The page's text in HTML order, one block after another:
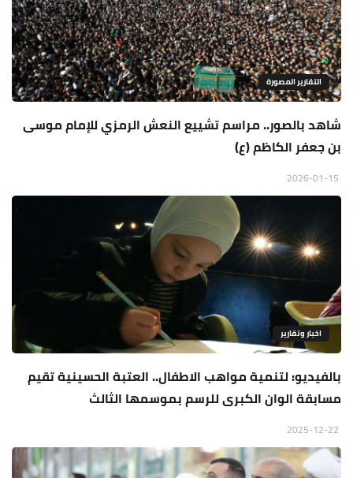
التقارير المصورة
شاهد بالصور.. مراسم تشييع النعش الرمزي للإمام موسى
بن جعفر الكاظم (ع)
اخبار وتقارير
بالفيديو: لتنمية مواهب الاطفال.. العتبة الحسينية تقيم
مسابقة الوان الكبرى للرسم بموسمها الثالث